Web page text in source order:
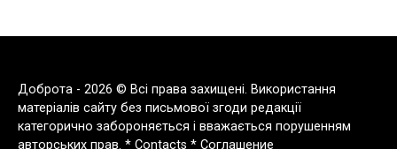
Доброта - 2026 © Всі права захищені. Використання
матеріалів сайту без письмової згоди редакції
категорично забороняється і вважається порушенням
авторських прав. * Contacts * Соглашение